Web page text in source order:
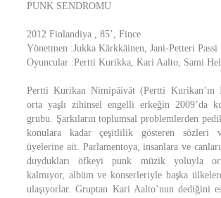
PUNK SENDROMU
2012 Finlandiya , 85’, Fince
Yönetmen :Jukka Kärkkäinen, Jani-Petteri Passi
Oyuncular :Pertti Kurikka, Kari Aalto, Sami
Pertti Kurikan Nimipäivät (Pertti Kurikan’ın
orta yaşlı zihinsel engelli erkeğin 2009’da
grubu. Şarkıların toplumsal problemlerden
konulara kadar çeşitlilik gösteren sözleri
üyelerine ait. Parlamentoya, insanlara ve
duydukları öfkeyi punk müzik yoluyla
kalmıyor, albüm ve konserleriyle başka
ulaşıyorlar. Gruptan Kari Aalto’nun dediğini